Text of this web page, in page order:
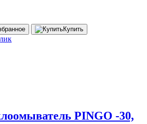
Купить
PINGO -30,